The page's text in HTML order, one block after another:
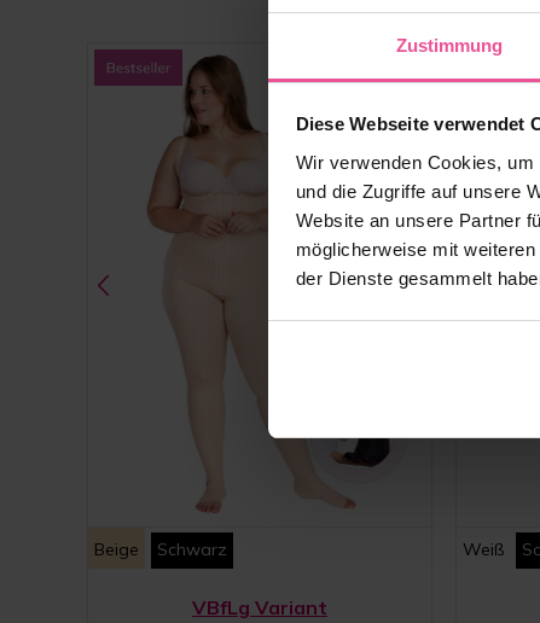
Zustimmung
Diese Webseite verwendet
Wir verwenden Cookies,
und die Zugriffe auf unsere
Website an unsere Partner
möglicherweise mit
der Dienste gesammelt
Beige Schwarz
VBfLg Variant
Weiß